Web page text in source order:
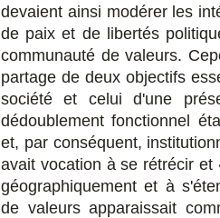
devaient ainsi modérer les
de paix et de libertés
communauté de valeurs.
partage de deux objectifs
société et celui d'une
dédoublement fonctionnel
et, par conséquent,
avait vocation à se rétrécir
géographiquement et à
de valeurs apparaissait